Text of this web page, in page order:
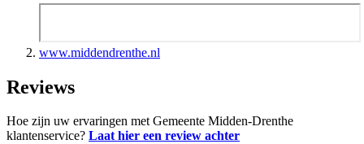
www.middendrenthe.nl
Reviews
Hoe zijn uw ervaringen met Gemeente Midden-Drenthe
klantenservice? Laat hier een review achter